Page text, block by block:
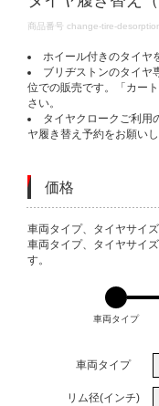
DETAILS
商品番号 change-tire-
ホイール付きのタイヤ
ブリヂストンのタイヤ
位での販売です。「カー
さい。
タイヤクロークご利用
ヤ履き替え予約をお願いし
価格
VARIATIONS
車両タイプ、タイヤサイ
車両タイプ、タイヤサイ
す。
車両タイプ
車両タイプ
リム径(インチ)